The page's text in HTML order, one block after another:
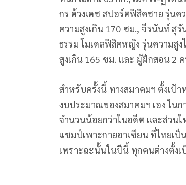
กร ด้วงเดช สปอร์ตฟิสิคชาย รุ่น
ความสูงเกิน 170 ซม., จีรนันท์ สุ
ธรรม โมเดลฟิสิคหญิง รุ่นความสู
สูงเกิน 165 ซม. และ ผู้ฝึกสอน 2
สำหรับครั้งนี้ ทางสมาคมฯ ตั้งเป้
งบประมาณของสมาคมฯ เอง ใน
จำนวนน้อยกว่าในอดีต และส่วน
แชมป์เพาะกายอาเซียน ที่ไทยเป็
เพราะฉะนั้นในปีนี้ ทุกคนต่างตั้ง